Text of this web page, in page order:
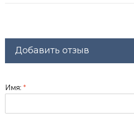
Добавить отзыв
Имя: *